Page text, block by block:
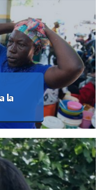
la